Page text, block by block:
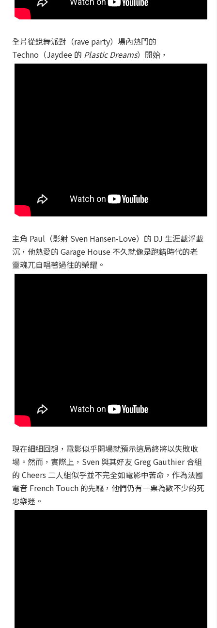
全片從銳舞派對（rave party）場內熱門的
Techno（Jaydee 的 Plastic Dreams）開始，
主角 Paul（影射 Sven Hansen-Love）的 DJ 生涯載浮載
沉，他熱愛的 Garage House 不久就像是跑錯時代的老
靈魂兀自唱著過往的榮耀。
現在細細回想，電影似乎開場就預示這局終將以失敗收
場。然而，實際上，Sven 與其好友 Greg Gauthier 合組
的 Cheers 二人組似乎並不完全如電影中苦命，作為法國
電音 French Touch 的先驅，他們仍有一票為數不少的死
忠樂迷。